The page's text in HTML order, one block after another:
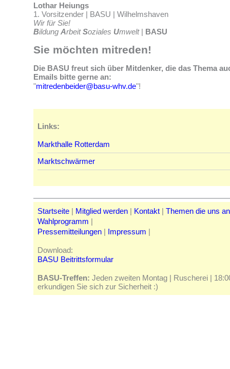
Lothar Heiungs
1. Vorsitzender | BASU | Wilhelmshaven
Wir für Sie!
Bildung ArbeitSoziales Umwelt | BASU
Sie möchten mitreden!
Die BASU freut sich über Mitdenker, die das Thema
Emails bitte gerne an:
"mitredenbeider@basu-whv.de"!
Links:
Markthalle Rotterdam
Marktschwärmer
Startseite | Mitglied werden | Kontakt | Themen die uns
Wahlprogramm |
Pressemitteilungen | Impressum |
Download:
BASU Beitrittsformular
BASU-Treffen: Jeden zweiten Montag | Ruscherei |
erkundigen Sie sich zur Sicherheit :)